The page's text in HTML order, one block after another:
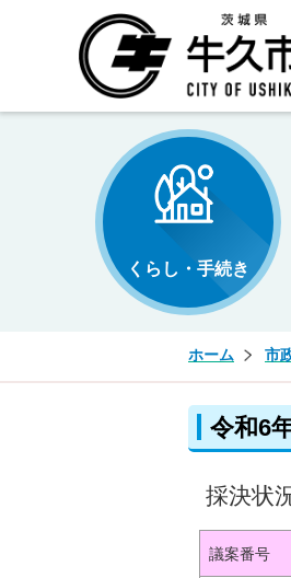
くらし・手続き
ホーム 市
令和6
採決状
議案番号